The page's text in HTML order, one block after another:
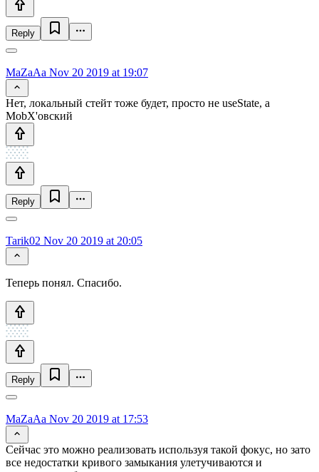
Reply
MaZaAa Nov 20 2019 at 19:07
Нет, локальный стейт тоже будет, просто не useState, а
MobX'овский
Reply
Tarik02 Nov 20 2019 at 20:05
Теперь понял. Спасибо.
Reply
MaZaAa Nov 20 2019 at 17:53
Сейчас это можно реализовать используя такой фокус, но зато
все недостатки кривого замыкания улетучиваются и